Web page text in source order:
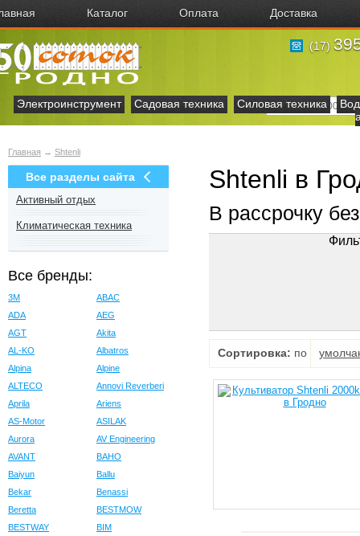
Каталог Оплата Доставка
(17)
Электроинструмент Садовая техника Силовая техника
Главная → Shtenli
Все разделы сайта
Активный отдых
Климатическая техника
Все бренды:
3M
ABAC
ADA
AEG
AGT
Akita
AL-KO
Albatros
Alpina
Alpine
ALTECO
Annovi Reverberi
Aprila
Ariens
AS-Motor
ASILAK
Aurora
AV Engineering
AVANT
BAHO
Baiyun
Ballu
Bekar
Benassi
Beretta
BESTMOW
BESTWAY
BIM
Shtenli в
В рассрочку
Сортировка: по